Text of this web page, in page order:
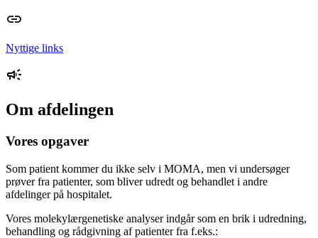
Nyttige links
Om afdelingen
Vores opgaver
Som patient kommer du ikke selv i MOMA, men vi undersøger
prøver fra patienter, som bliver udredt og behandlet i andre
afdelinger på hospitalet.
Vores molekylærgenetiske analyser indgår som en brik i udredning,
behandling og rådgivning af patienter fra f.eks.: